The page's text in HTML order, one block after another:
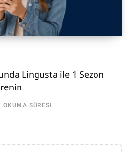
Lingusta ile 1 Sezon
SÜRESI